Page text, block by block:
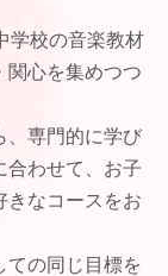
学校の音楽教材
関心を集めつつ
、専門的に学び
合わせて、お子
きなコースをお
ての同じ目標を